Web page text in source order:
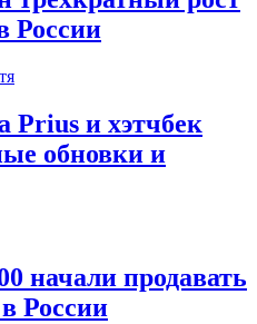
России
Prius и хэтчбек
обновки и
начали продавать
России